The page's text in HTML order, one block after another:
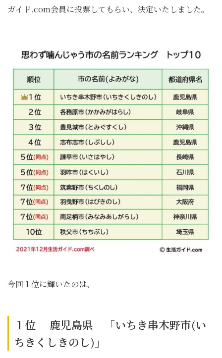
ガイド.com会員に投票してもらい、決定いたしました。
今回１位に輝いたのは、
１位 鹿児島県 「いちき串木野市(い
ちきくしきのし)」